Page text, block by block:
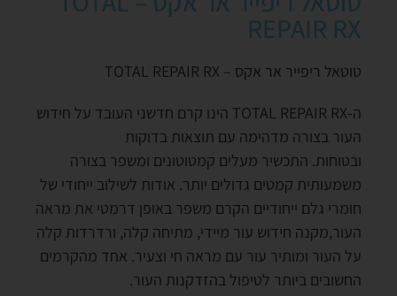
REPAIR RX
טוטאל ריפייר אר אקס – TOTAL REPAIR RX
ה-TOTAL REPAIR RX הינו קרם חדשני העובד על חידוש
העור בצורה מדהימה עם תוצאות בדוקות
ובטוחות. התכשיר מעלים קמטוטונים ומשפר בצורה
משמעותית קמטים גדולים יותר. אודות לשילוב ייחודי של
חומרי גלם ייחודיים הקרם משפר באופן דרמטי את מראה
העור,מקנה חידוש עור מיידי, מתיחה קלה, ורדרדות קלה
על העור ומותיר עור עם מראה חי וצעיר. אחד מהקרמים
החשובים ביותר לטיפול בהזדקנות העור.